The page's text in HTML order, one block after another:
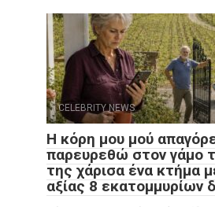
CELEBRITY NEWS
Η κόρη μου μού
παρευρεθώ στον γάμο
της χάρισα ένα κτήμα
αξίας 8 εκατομμυρίων